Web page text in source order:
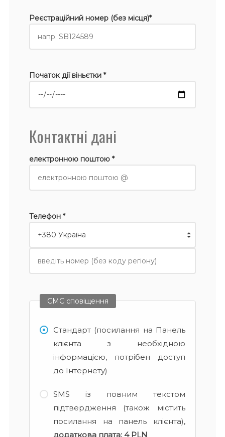
Реєстраційний номер (без місця)*
Початок дії віньєтки *
Контактні дані
електронною поштою *
Телефон *
СМС сповіщення
Стандарт (посилання на Панель
клієнта з необхідною
інформацією, потрібен доступ
до Інтернету)
SMS із повним текстом
підтвердження (також містить
посилання на панель клієнта),
додаткова плата: 4 PLN